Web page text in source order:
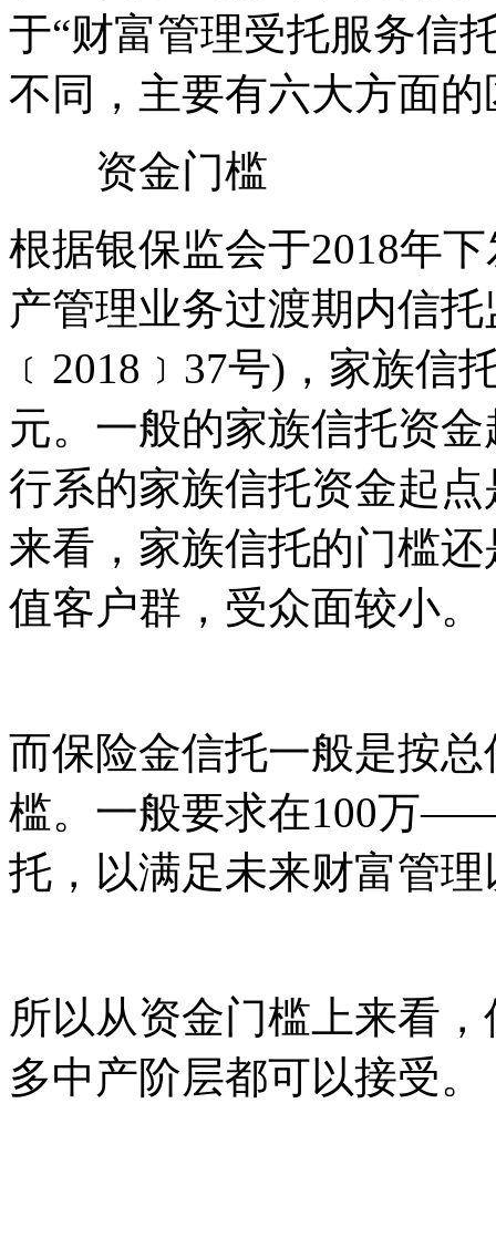
于“财富管理受托服务信
不同，主要有六大方面的
资金门槛
根据银保监会于2018年
产管理业务过渡期内信
﹝2018﹞37号)，家族信
元。一般的家族信托资
行系的家族信托资金起
来看，家族信托的门槛
值客户群，受众面较小。
而保险金信托一般是按
槛。一般要求在100万
托，以满足未来财富管
所以从资金门槛上来看
多中产阶层都可以接受。